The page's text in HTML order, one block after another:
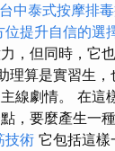
台中泰式按摩排
位提升自信的選
，但同時，它
理算是實習生，
線劇情。 在這
，要麼產生一
技術 它包括這樣